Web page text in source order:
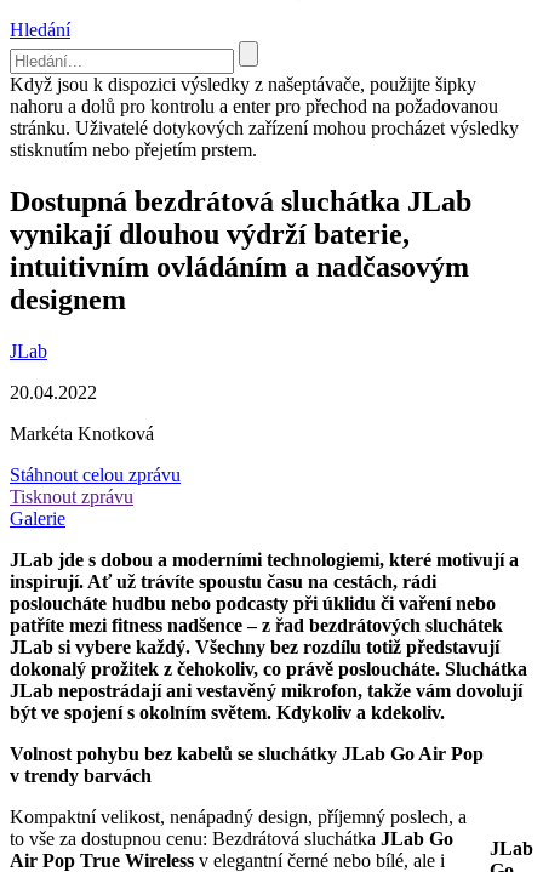
Hledání
Když jsou k dispozici výsledky z našeptávače, použijte šipky
nahoru a dolů pro kontrolu a enter pro přechod na požadovanou
stránku. Uživatelé dotykových zařízení mohou procházet výsledky
stisknutím nebo přejetím prstem.
Dostupná bezdrátová sluchátka JLab
vynikají dlouhou výdrží baterie,
intuitivním ovládáním a nadčasovým
designem
JLab
20.04.2022
Markéta Knotková
Stáhnout celou zprávu
Tisknout zprávu
Galerie
JLab jde s dobou a moderními technologiemi, které motivují a
inspirují. Ať už trávíte spoustu času na cestách, rádi
posloucháte hudbu nebo podcasty při úklidu či vaření nebo
patříte mezi fitness nadšence – z řad bezdrátových sluchátek
JLab si vybere každý. Všechny bez rozdílu totiž představují
dokonalý prožitek z čehokoliv, co právě posloucháte. Sluchátka
JLab nepostrádají ani vestavěný mikrofon, takže vám dovolují
být ve spojení s okolním světem. Kdykoliv a kdekoliv.
Volnost pohybu bez kabelů se sluchátky JLab Go Air Pop
v trendy barvách
JLab
Kompaktní velikost, nenápadný design, příjemný poslech, a
to vše za dostupnou cenu: Bezdrátová sluchátka JLab Go
Air Pop True Wireless v elegantní černé nebo bílé, ale i